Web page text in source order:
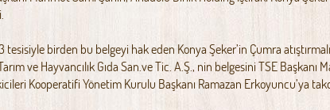
tesisiyle birden bu belgeyi hak eden Konya Şeker’in Çumra
ve Hayvancılık Gıda San.ve Tic. A.Ş., nin belgesini TSE Başkanı
Kooperatifi Yönetim Kurulu Başkanı Ramazan Erkoyuncu’ya